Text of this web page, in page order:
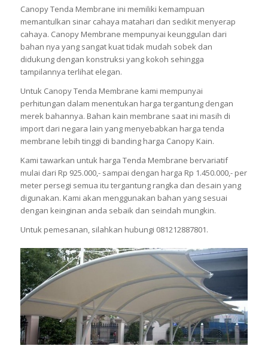
Canopy Tenda Membrane ini memiliki kemampuan
memantulkan sinar cahaya matahari dan sedikit menyerap
cahaya. Canopy Membrane mempunyai keunggulan dari
bahan nya yang sangat kuat tidak mudah sobek dan
didukung dengan konstruksi yang kokoh sehingga
tampilannya terlihat elegan.
Untuk Canopy Tenda Membrane kami mempunyai
perhitungan dalam menentukan harga tergantung dengan
merek bahannya. Bahan kain membrane saat ini masih di
import dari negara lain yang menyebabkan harga tenda
membrane lebih tinggi di banding harga Canopy Kain.
Kami tawarkan untuk harga Tenda Membrane bervariatif
mulai dari Rp 925.000,- sampai dengan harga Rp 1.450.000,- per
meter persegi semua itu tergantung rangka dan desain yang
digunakan. Kami akan menggunakan bahan yang sesuai
dengan keinginan anda sebaik dan seindah mungkin.
Untuk pemesanan, silahkan hubungi 081212887801.